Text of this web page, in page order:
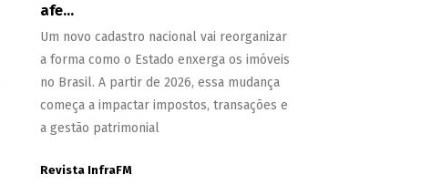
afe...
Um novo cadastro nacional vai reorganizar
a forma como o Estado enxerga os imóveis
no Brasil. A partir de 2026, essa mudança
começa a impactar impostos, transações e
a gestão patrimonial
Revista InfraFM